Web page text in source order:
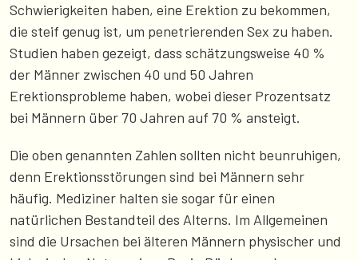
Schwierigkeiten haben, eine Erektion zu bekommen,
die steif genug ist, um penetrierenden Sex zu haben.
Studien haben gezeigt, dass schätzungsweise 40 %
der Männer zwischen 40 und 50 Jahren
Erektionsprobleme haben, wobei dieser Prozentsatz
bei Männern über 70 Jahren auf 70 % ansteigt.
Die oben genannten Zahlen sollten nicht beunruhigen,
denn Erektionsstörungen sind bei Männern sehr
häufig. Mediziner halten sie sogar für einen
natürlichen Bestandteil des Alterns. Im Allgemeinen
sind die Ursachen bei älteren Männern physischer und